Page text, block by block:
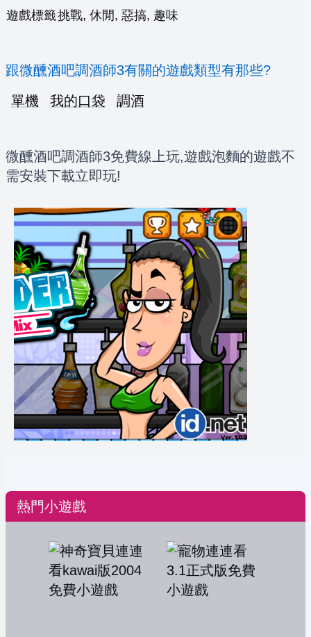
遊戲標籤挑戰, 休閒, 惡搞, 趣味
跟微醺酒吧調酒師3有關的遊戲類型有那些?
單機
我的口袋 調酒
微醺酒吧調酒師3免費線上玩,遊戲泡麵的遊戲不
需安裝下載立即玩!
熱門小遊戲